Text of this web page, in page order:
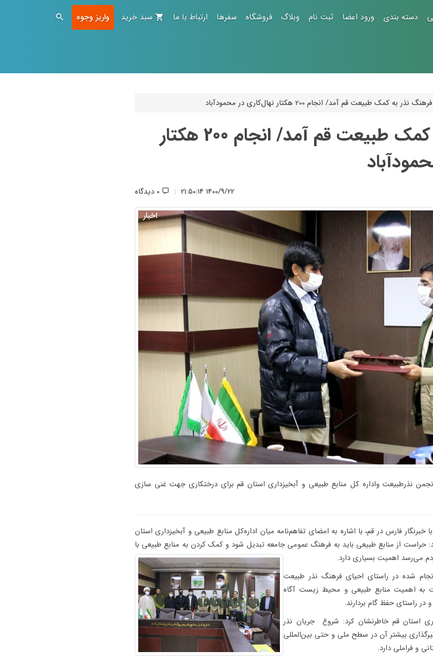
دسته بندی ورود اعضا ثبت نام وبلاگ فروشگاه سفرها ارتباط با ما سبد خرید واریز وجوه
فرهنگ نذر به کمک طبیعت قم آمد/ انجام 200 هکتار نهال‌کاری در محمودآباد
فرهنگ نذر به کمک طبیعت قم آمد/ انجام 200 هکتار
1400/9/22 21:50:14
|
اخبار
5 ساله مابین انجمن نذرطبیعت واداره کل منابع طبیعی و آبخیزداری استان قم برای درختکاری جهت غنی سازی
فارس در قم، با اشاره به امضای تفاهم‌نامه میان اداره‌کل منابع طبیعی و آبخیزداری استان
حراست از منابع طبیعی باید به فرهنگ عمومی جامعه تبدیل شود و کمک کردن به منابع طبیعی با
می‌رسد اهمیت بسیاری دارد.
شده در راستای احیای فرهنگ نذر طبیعت
به اهمیت منابع طبیعی و محیط زیست آگاه
در راستای حفظ گام بردارند.
استان قم خاطرنشان کرد: شروع جریان نذر
بیشتر آن در سطح ملی و حتی بین‌المللی
و فراملی دارد.